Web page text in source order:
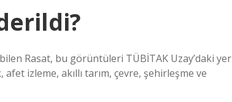
Rasat, bu görüntüleri TÜBİTAK Uzay’daki yer
izleme, akıllı tarım, çevre, şehirleşme ve